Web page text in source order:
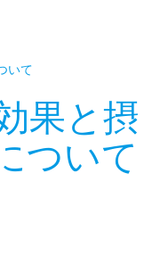
果と摂
ついて